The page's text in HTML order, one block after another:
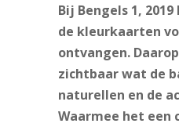
Bij Bengels 1,
de kleurkaarten
ontvangen.
zichtbaar wat de
naturellen en de
Waarmee het een